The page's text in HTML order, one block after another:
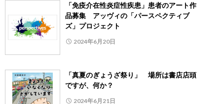
「免疫介在性炎症性疾患」患者のアート作
品募集 アッヴィの「パースペクティブ
ズ」プロジェクト
2024年6月20日
「真夏のぎょうざ祭り」 場所は書店店頭
ですが、何か？
2024年6月21日